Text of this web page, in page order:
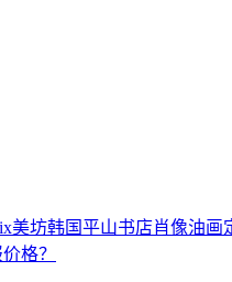
美坊韩国平山书店肖像油画
格？